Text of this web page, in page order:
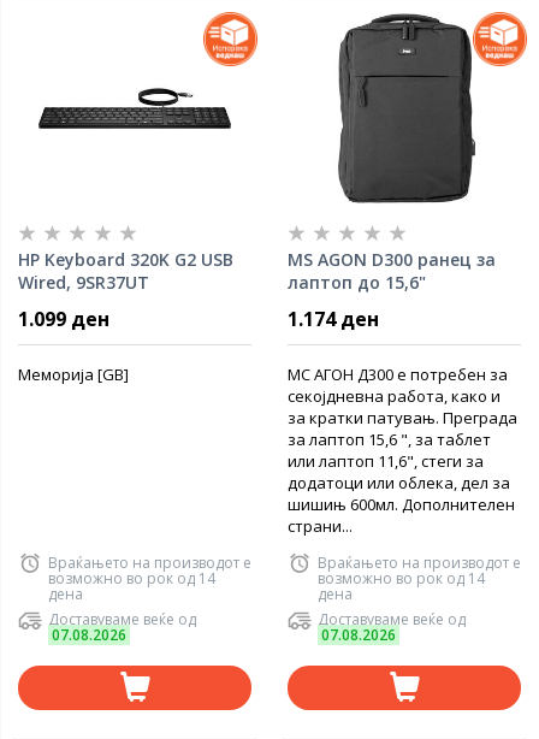
HP Keyboard 320K G2 USB
Wired, 9SR37UT
1.099 ден
Меморија [GB]
Враќањето на производот е
возможно во рок од 14
дена
Доставуваме веќе од
07.08.2026
MS AGON D300 ранец за
лаптоп до 15,6"
1.174 ден
МС АГОН Д300 е потребен за
секојдневна работа, како и
за кратки патувањ. Преграда
за лаптоп 15,6 ", за таблет
или лаптоп 11,6", стеги за
додатоци или облека, дел за
шишињ 600мл. Дополнителен
страни...
Враќањето на производот е
возможно во рок од 14
дена
Доставуваме веќе од
07.08.2026